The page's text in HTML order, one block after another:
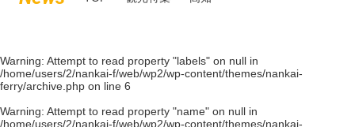
Warning: Attempt to read property "labels" on null in
/home/users/2/nankai-f/web/wp2/wp-content/themes/nankai-
ferry/archive.php on line 6
Warning: Attempt to read property "name" on null in
/home/users/2/nankai-f/web/wp2/wp-content/themes/nankai-